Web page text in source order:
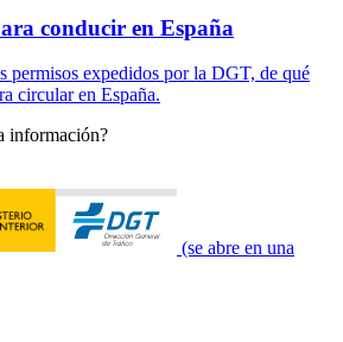
conducir en España
permisos expedidos por la DGT, de qué
circular en España.
información?
(se abre en una